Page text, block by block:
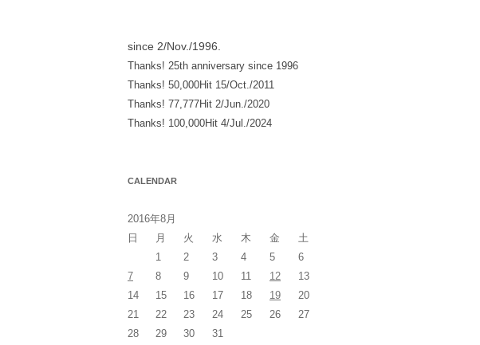
since 2/Nov./1996.
Thanks! 25th anniversary since 1996
Thanks! 50,000Hit 15/Oct./2011
Thanks! 77,777Hit 2/Jun./2020
Thanks! 100,000Hit 4/Jul./2024
CALENDAR
2016年8月
日
月 火 水 木 金
土
1
2 3 4 5
6
7
8 9 10 11 12
13
14
15 16 17 18 19
20
21
22 23 24 25 26
27
28
29 30
31